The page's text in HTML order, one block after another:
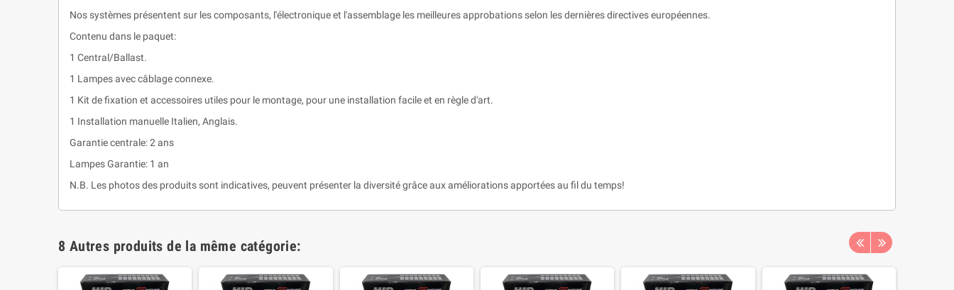
Nos systèmes présentent sur les composants, l'électronique et l'assemblage les meilleures approbations selon les dernières directives européennes.
Contenu dans le paquet:
1 Central/Ballast.
1 Lampes avec câblage connexe.
1 Kit de fixation et accessoires utiles pour le montage, pour une installation facile et en règle d'art.
1 Installation manuelle Italien, Anglais.
Garantie centrale: 2 ans
Lampes Garantie: 1 an
N.B. Les photos des produits sont indicatives, peuvent présenter la diversité grâce aux améliorations apportées au fil du temps!
8 Autres produits de la même catégorie: